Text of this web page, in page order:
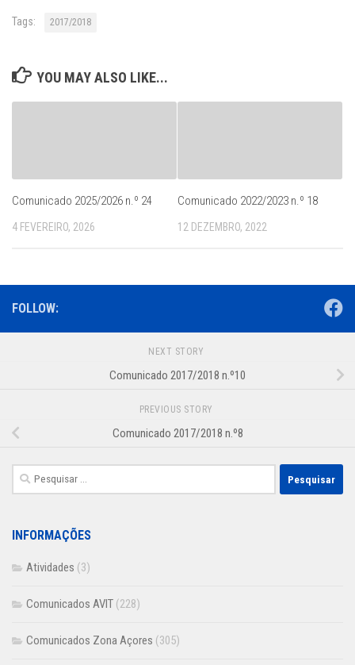
Tags: 2017/2018
YOU MAY ALSO LIKE...
Comunicado 2025/2026 n.º 24
4 FEVEREIRO, 2026
Comunicado 2022/2023 n.º 18
12 DEZEMBRO, 2022
FOLLOW:
NEXT STORY
Comunicado 2017/2018 n.º10
PREVIOUS STORY
Comunicado 2017/2018 n.º8
Pesquisar
por:
INFORMAÇÕES
Atividades (3)
Comunicados AVIT (228)
Comunicados Zona Açores (305)